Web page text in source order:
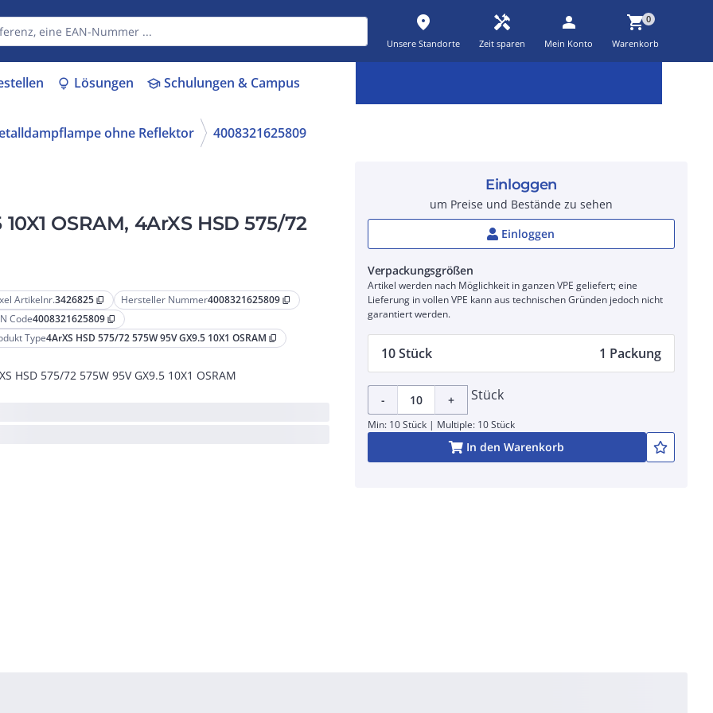
place
Unsere Standorte
handyman
Zeit sparen
person
Mein Konto
shopping_cart0
Warenkorb
lightbulb Lösungen schoolSchulungen & Campus
ohne Reflektor 4008321625809
OSRAM, 4ArXS HSD 575/72
Artikelnr.3426825 content_copy Hersteller Nummer4008321625809 content_copy
Code4008321625809 content_copy
Type4ArXS HSD 575/72 575W 95V GX9.5 10X1 OSRAM content_copy
HSD 575/72 575W 95V GX9.5 10X1 OSRAM
Einloggen
um Preise und Bestände zu sehen
Einloggen
Verpackungsgrößen
Artikel werden nach Möglichkeit in ganzen VPE geliefert; eine
Lieferung in vollen VPE kann aus technischen Gründen jedoch nicht
garantiert werden.
10 Stück 1 Packung
- + Stück
Min: 10 Stück | Multiple: 10 Stück
In den Warenkorb